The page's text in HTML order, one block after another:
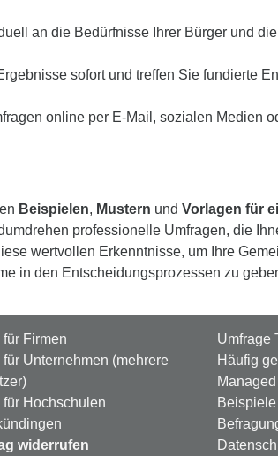
an die Bedürfnisse Ihrer Bürger und
sofort und treffen Sie fundierte
online per E-Mail, sozialen Medien
Beispielen, Mustern und Vorlagen für
professionelle Umfragen, die
wertvollen Erkenntnisse, um Ihre
in den Entscheidungsprozessen zu
für Firmen
für Unternehmen (mehrere
für Hochschulen
widerrufen
Umfrage
Häufig